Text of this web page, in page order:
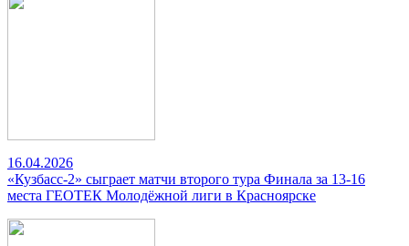
16.04.2026
«Кузбасс-2» сыграет матчи второго тура Финала за 13-16
места ГЕОТЕК Молодёжной лиги в Красноярске